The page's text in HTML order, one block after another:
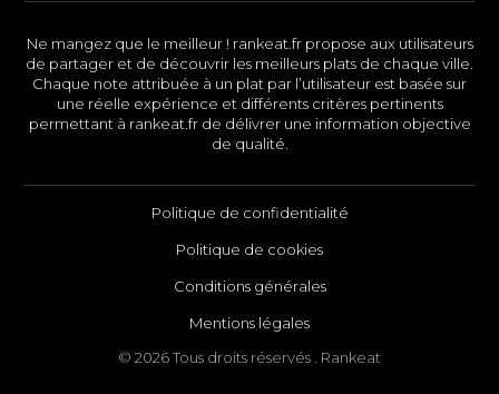
Ne mangez que le meilleur ! rankeat.fr propose aux utilisateurs
de partager et de découvrir les meilleurs plats de chaque ville.
Chaque note attribuée à un plat par l’utilisateur est basée sur
une réelle expérience et différents critères pertinents
permettant à rankeat.fr de délivrer une information objective
de qualité.
Politique de confidentialité
Politique de cookies
Conditions générales
Mentions légales
© 2026 Tous droits réservés . Rankeat